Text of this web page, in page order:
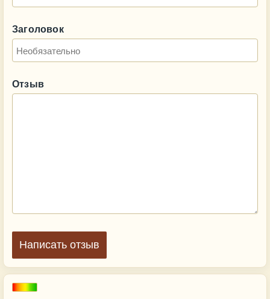
Заголовок
Отзыв
Написать отзыв